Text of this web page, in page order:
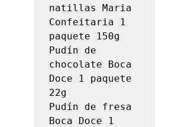
natillas Maria
Confeitaria 1
paquete 150g
Pudín de
chocolate Boca
Doce 1 paquete
22g
Pudín de fresa
Boca Doce 1